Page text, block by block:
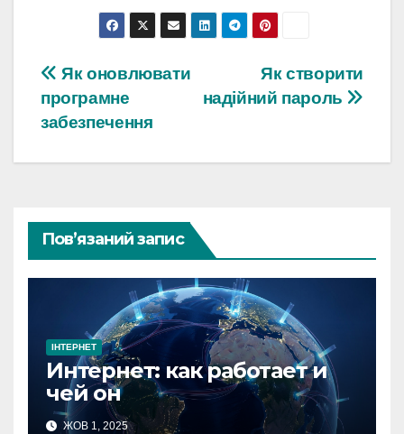
Навігація
записів
Як створити
надійний пароль
Як оновлювати
програмне
забезпечення
Пов’язаний запис
ІНТЕРНЕТ
Интернет: как работает и
чей он
ЖОВ 1, 2025